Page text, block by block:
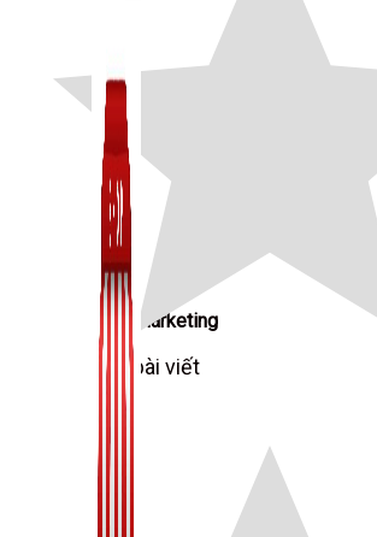
Zalo Marketing
104 bài viết
New